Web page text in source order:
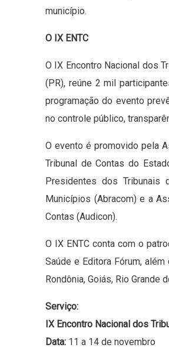
município.
O IX ENTC
O IX Encontro Nacional dos
(PR), reúne 2 mil
programação do evento
no controle público,
O evento é promovido pela
Tribunal de Contas do
Presidentes dos Tribunais
Municípios (Abracom) e a
Contas (Audicon).
O IX ENTC conta com o
Saúde e Editora Fórum,
Rondônia, Goiás, Rio Grande
Serviço:
IX Encontro Nacional dos
Data: 11 a 14 de novembro